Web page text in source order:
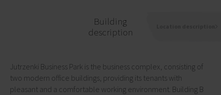
Building
description
Jutrzenki Business Park is the business complex, consisting of
two modern office buildings, providing its tenants with
pleasant and a comfortable working environment. Building B